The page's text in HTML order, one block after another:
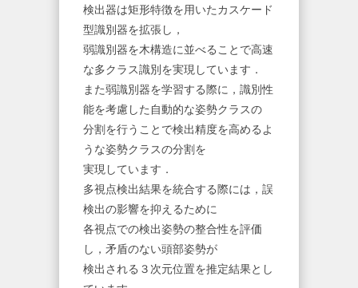
検出器は矩形特徴を用いたカスケード
型識別器を拡張し，
弱識別器を木構造に並べることで高速
な多クラス識別を実現しています．
また弱識別器を学習する際に，識別性
能を考慮した自動的な姿勢クラスの
分割を行うことで検出精度を高めるよ
うな姿勢クラスの分割を
実現しています．
多視点検出結果を統合する際には，誤
検出の影響を抑えるために
各視点での検出姿勢の整合性を評価
し，矛盾のない頭部姿勢が
検出される３次元位置を推定結果とし